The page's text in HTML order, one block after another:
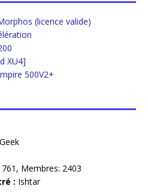
(licence valide)
XU4]
500V2+
Membres: 2403
: Ishtar